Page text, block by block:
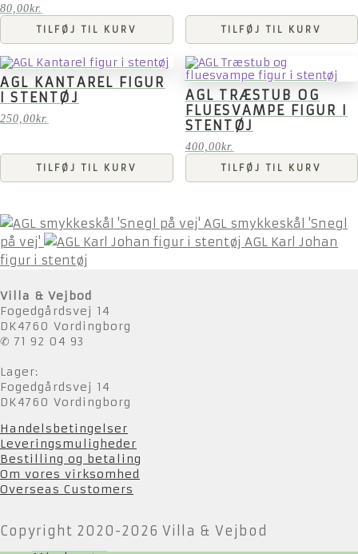
80,00kr.
TILFØJ TIL KURV TILFØJ TIL KURV
AGL KANTAREL FIGUR
I STENTØJ
250,00kr.
TILFØJ TIL KURV
AGL TRÆSTUB OG
FLUESVAMPE FIGUR I
STENTØJ
400,00kr.
TILFØJ TIL KURV
AGL smykkeskål 'Snegl
på vej'
AGL Karl Johan
figur i stentøj
Villa & Vejbod
Fogedgårdsvej 14
DK4760 Vordingborg
✆ 71 92 04 93
Lager:
Fogedgårdsvej 14
DK4760 Vordingborg
Handelsbetingelser
Leveringsmuligheder
Bestilling og betaling
Om vores virksomhed
Overseas Customers
Copyright 2020-2026 Villa & Vejbod